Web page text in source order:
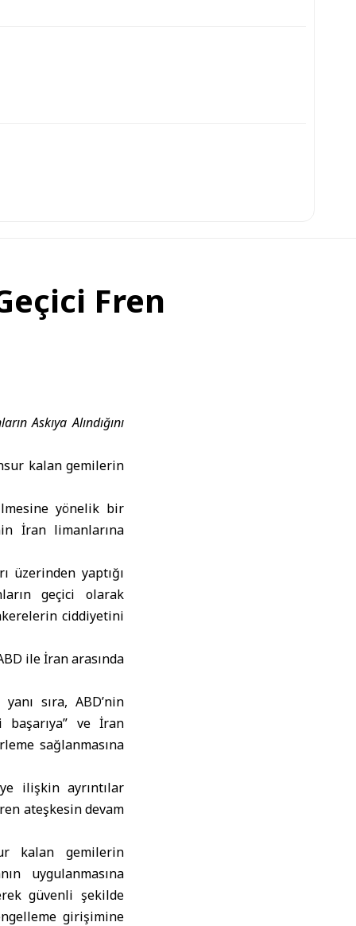
Fren
Askıya Alındığını
kalan gemilerin
yönelik bir
İranlimanlarına
üzerinden yaptığı
geçici olarak
ciddiyetini
ile İran arasında
sıra, ABD’nin
başarıya” ve İran
sağlanmasına
ilişkin ayrıntılar
ateşkesin devam
kalan gemilerin
uygulanmasına
güvenli şekilde
girişimine